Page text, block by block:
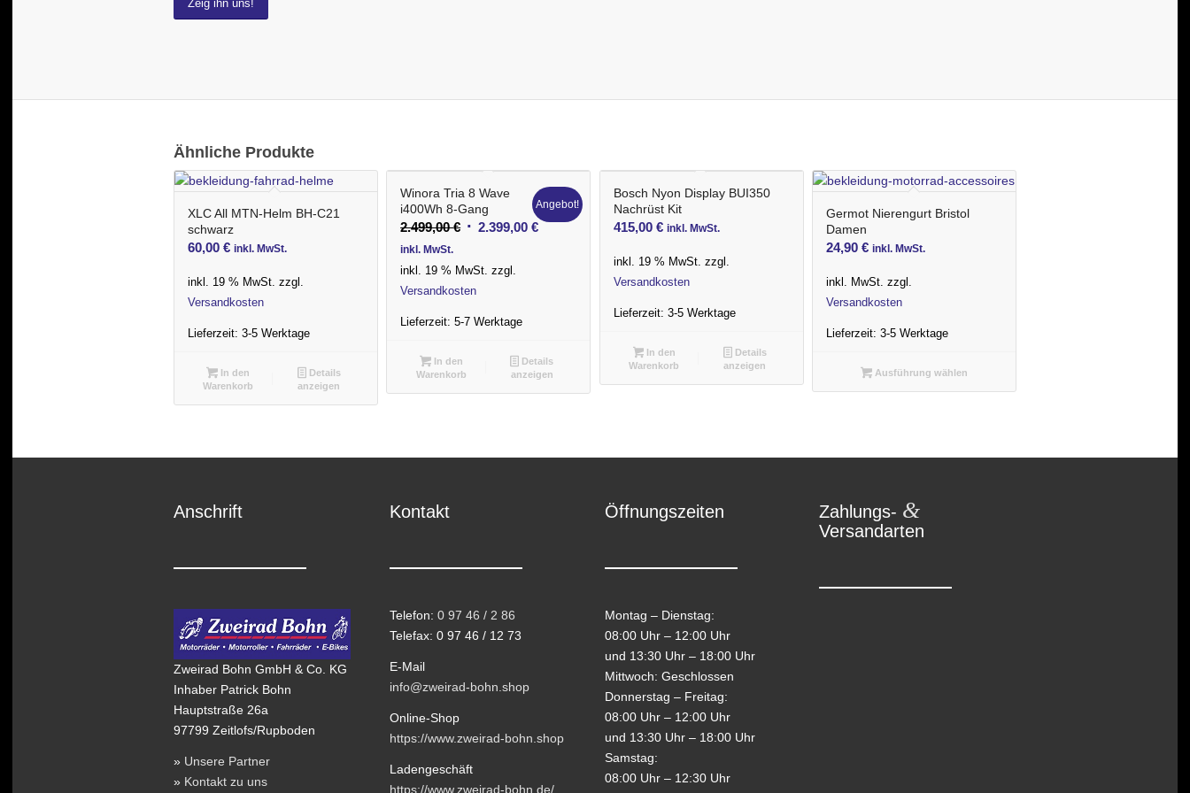
Zeig ihn uns!
Ähnliche Produkte
XLC All MTN-Helm BH-C21
schwarz
60,00 € inkl. MwSt.
inkl. 19 % MwSt. zzgl.
Versandkosten
Lieferzeit: 3-5 Werktage
In den
Warenkorb
Details
anzeigen
Winora Tria 8 Wave
i400Wh 8-Gang
2.499,00€ Ursprünglicher
war:
2.499,00 €
2.399,00€Aktueller
inkl. MwSt.
Angebot!
inkl. 19 % MwSt. zzgl.
Versandkosten
Lieferzeit:5-7 Werktage
In den
Warenkorb
Details
anzeigen
Bosch Nyon Display BUI350
Nachrüst Kit
415,00 € inkl. MwSt.
inkl. 19 % MwSt. zzgl.
Versandkosten
Lieferzeit: 3-5 Werktage
In den
Warenkorb
Details
anzeigen
Germot Nierengurt Bristol
Damen
24,90€ inkl. MwSt.
inkl. MwSt. zzgl.
Versandkosten
Lieferzeit:3-5 Werktage
Ausführung wählen
Anschrift
Zweirad Bohn GmbH & Co. KG
Inhaber Patrick Bohn
Hauptstraße 26a
97799 Zeitlofs/Rupboden
» Unsere Partner
» Kontakt zu uns
Kontakt
Telefon: 0 97 46 / 2 86
Telefax: 0 97 46 / 12 73
E-Mail
info@zweirad-bohn.shop
Online-Shop
https://www.zweirad-bohn.shop
Ladengeschäft
https://www.zweirad-bohn.de/
Öffnungszeiten
Montag – Dienstag:
08:00 Uhr – 12:00 Uhr
und 13:30 Uhr – 18:00 Uhr
Mittwoch: Geschlossen
Donnerstag – Freitag:
08:00 Uhr – 12:00 Uhr
und 13:30 Uhr – 18:00 Uhr
Samstag:
08:00 Uhr – 12:30 Uhr
Zahlungs- &
Versandarten